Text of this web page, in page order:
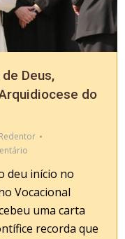
Deus,
do
deu início no
Vocacional
uma carta
recorda que